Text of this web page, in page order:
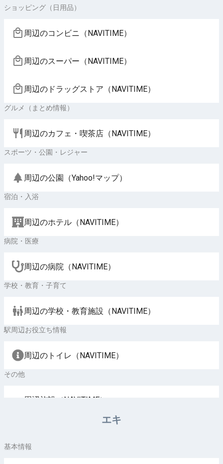
ショッピング（日用品）
周辺のコンビニ（NAVITIME）
周辺のスーパー（NAVITIME）
周辺のドラッグストア（NAVITIME）
グルメ（まとめ情報）
周辺のカフェ・喫茶店（NAVITIME）
スポーツ・公園・レジャー
周辺の公園（Yahoo!マップ）
宿泊・入浴
周辺のホテル（NAVITIME）
病院・医療
周辺の病院（NAVITIME）
学校・教育・子育て
周辺の学校・教育施設（NAVITIME）
駅周辺お役立ち情報
周辺のトイレ（NAVITIME）
その他
周辺施設（NAVITIME）
エキ
基本情報